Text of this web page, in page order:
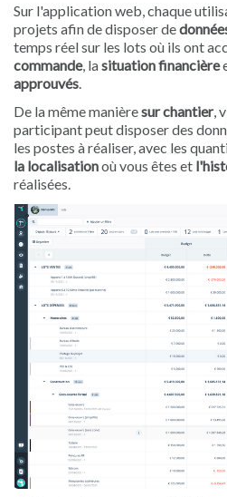
Sur l'application web, chaque
projets afin de disposer de
temps réel sur les lots où ils ont
commande, lasituation financière
approuvés.
De la même manièresur chantier,
participant peut disposer des
les postes à réaliser, avec les
la localisationoù vous êtes et
réalisées.